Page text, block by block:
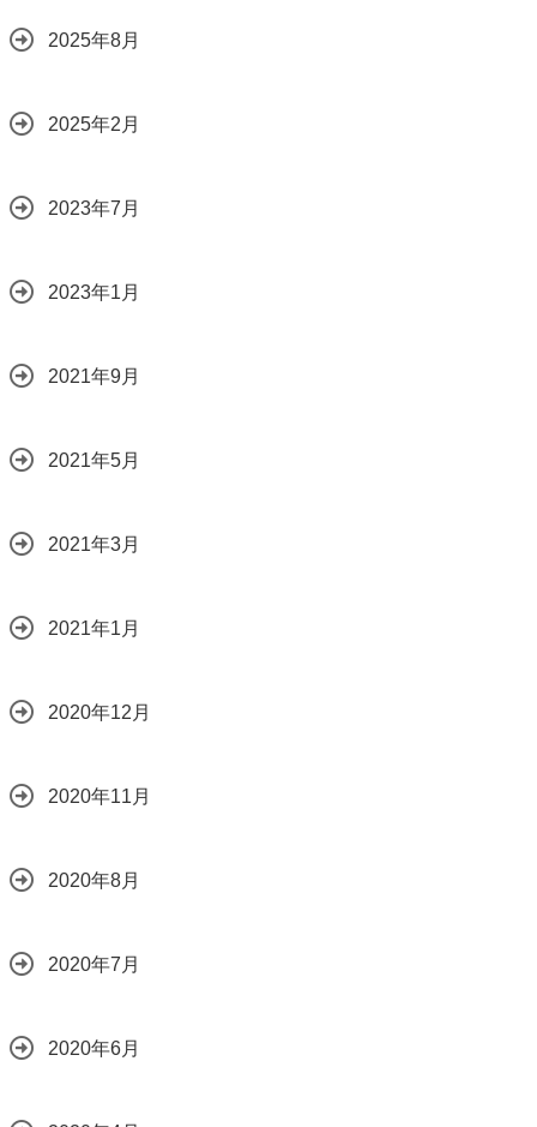
2025年8月
2025年2月
2023年7月
2023年1月
2021年9月
2021年5月
2021年3月
2021年1月
2020年12月
2020年11月
2020年8月
2020年7月
2020年6月